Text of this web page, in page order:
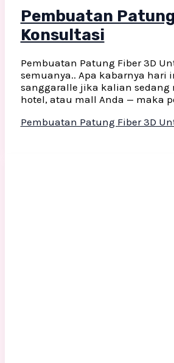
Pembuatan
Konsultasi
Pembuatan Patung Fiber 3D
semuanya.. Apa kabarnya hari
sanggaralle jika kalian
hotel, atau mall Anda — maka
Pembuatan Patung Fiber 3D